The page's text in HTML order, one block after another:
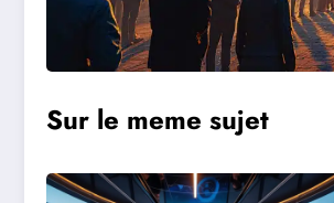
Sur le meme sujet